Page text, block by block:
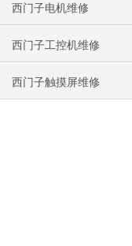
西门子电机维修
西门子工控机维修
西门子触摸屏维修